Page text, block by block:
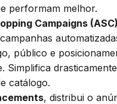
performam melhor.
Campaigns (ASC)
público e
Simplifica
catálogo.
, distribui o